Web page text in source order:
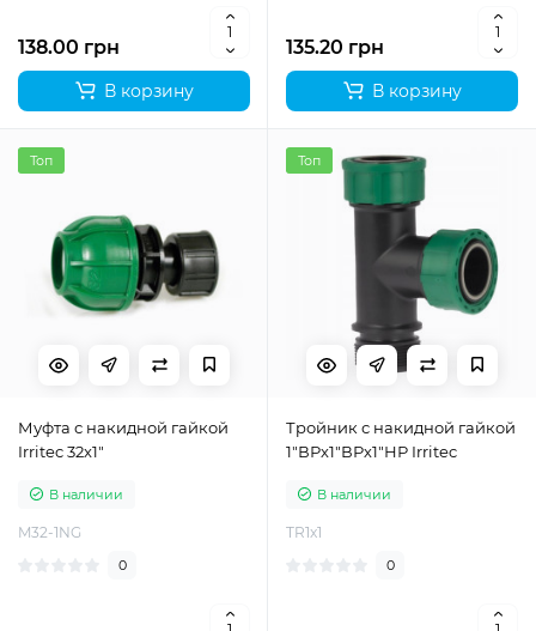
138.00 грн
В корзину
135.20 грн
В корзину
Топ
Муфта с накидной гайкой
Irritec 32x1"
В наличии
M32-1NG
0
Топ
Тройник с накидной гайкой
1"ВРх1"ВРх1"НР Irritec
В наличии
TR1x1
0